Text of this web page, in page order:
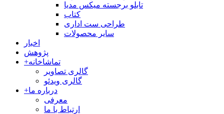
تابلو برجسته میکس مدیا
کتاب
طراحی ست اداری
سایر محصولات
اخبار
پژوهش
+تماشاخانه
گالری تصاویر
گالری ویدئو
+درباره ما
معرفی
ارتباط با ما